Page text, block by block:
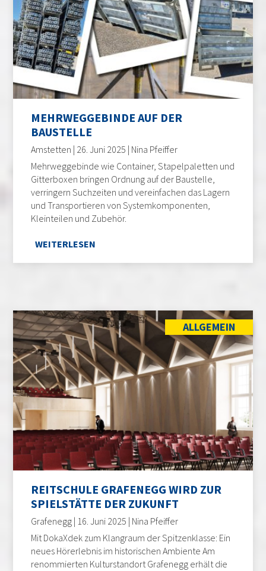
MEHRWEGGEBINDE AUF DER
BAUSTELLE
Amstetten | 26. Juni 2025 | Nina Pfeiffer
Mehrweggebinde wie Container, Stapelpaletten und
Gitterboxen bringen Ordnung auf der Baustelle,
verringern Suchzeiten und vereinfachen das Lagern
und Transportieren von Systemkomponenten,
Kleinteilen und Zubehör.
WEITERLESEN
ALLGEMEIN
REITSCHULE GRAFENEGG WIRD ZUR
SPIELSTÄTTE DER ZUKUNFT
Grafenegg | 16. Juni 2025 | Nina Pfeiffer
Mit DokaXdek zum Klangraum der Spitzenklasse: Ein
neues Hörerlebnis im historischen Ambiente Am
renommierten Kulturstandort Grafenegg erhält die